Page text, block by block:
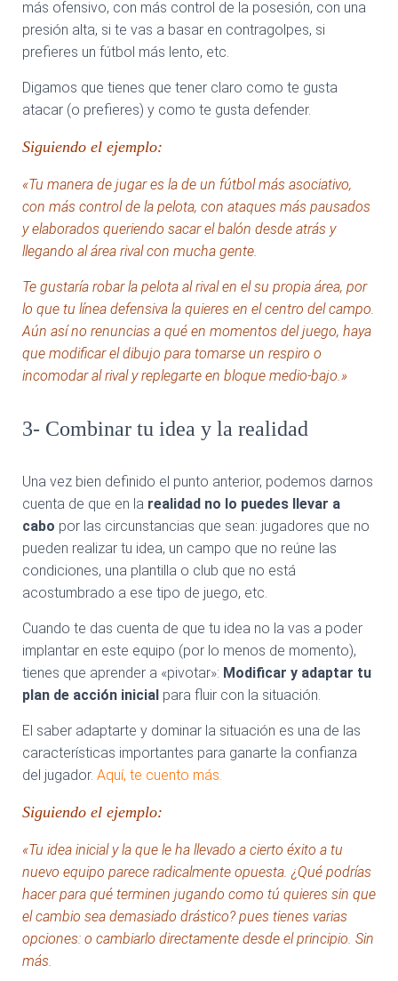
más ofensivo, con más control de la posesión, con una
presión alta, si te vas a basar en contragolpes, si
prefieres un fútbol más lento, etc.
Digamos que tienes que tener claro como te gusta
atacar (o prefieres) y como te gusta defender.
Siguiendo el ejemplo:
«Tu manera de jugar es la de un fútbol más asociativo,
con más control de la pelota, con ataques más pausados
y elaborados queriendo sacar el balón desde atrás y
llegando al área rival con mucha gente.
Te gustaría robar la pelota al rival en el su propia área, por
lo que tu línea defensiva la quieres en el centro del campo.
Aún así no renuncias a qué en momentos del juego, haya
que modificar el dibujo para tomarse un respiro o
incomodar al rival y replegarte en bloque medio-bajo.»
3- Combinar tu idea y la realidad
Una vez bien definido el punto anterior, podemos darnos
cuenta de que en la realidad no lo puedes llevar a
cabo por las circunstancias que sean: jugadores que no
pueden realizar tu idea, un campo que no reúne las
condiciones, una plantilla o club que no está
acostumbrado a ese tipo de juego, etc.
Cuando te das cuenta de que tu idea no la vas a poder
implantar en este equipo (por lo menos de momento),
tienes que aprender a «pivotar»: Modificar y adaptar tu
plan de acción inicial para fluir con la situación.
El saber adaptarte y dominar la situación es una de las
características importantes para ganarte la confianza
del jugador. Aquí, te cuento más.
Siguiendo el ejemplo:
«Tu idea inicial y la que le ha llevado a cierto éxito a tu
nuevo equipo parece radicalmente opuesta. ¿Qué podrías
hacer para qué terminen jugando como tú quieres sin que
el cambio sea demasiado drástico? pues tienes varias
opciones: o cambiarlo directamente desde el principio. Sin
más.